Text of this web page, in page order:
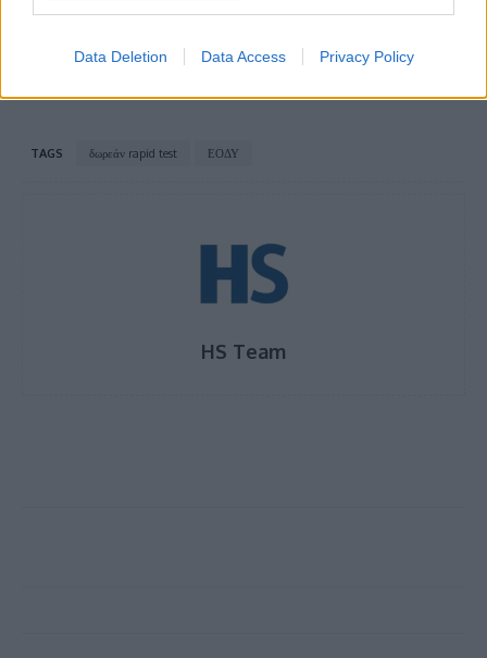
Data Deletion Data Access Privacy Policy
Ενεργειακή αναβάθμιση του Νοσοκομείου
Κεφαλληνίας και 7 Κέντρων Υγείας
TAGS δωρεάν rapid test ΕΟΔΥ
HS Team